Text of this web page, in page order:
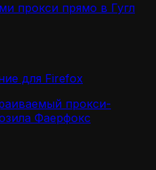
прокси прямо в Гугл
для Firefox
прокси-
Фаерфокс